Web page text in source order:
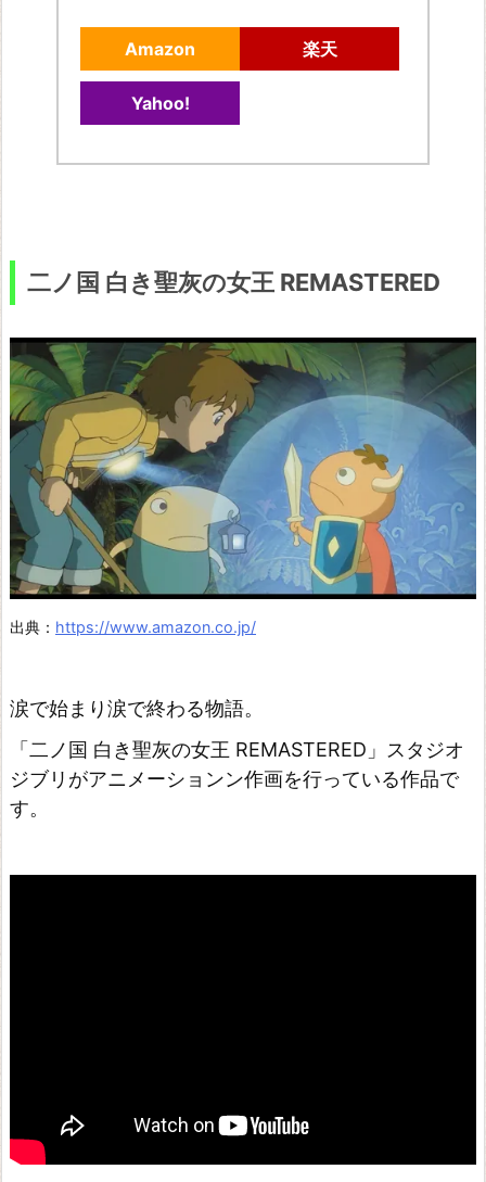
Amazon 楽天
Yahoo!
二ノ国 白き聖灰の女王 REMASTERED
出典： https://www.amazon.co.jp/
涙で始まり涙で終わる物語。
「二ノ国 白き聖灰の女王 REMASTERED」スタジオ
ジブリがアニメーションン作画を行っている作品で
す。